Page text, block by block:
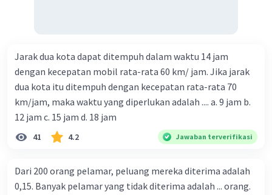
Jarak dua kota dapat ditempuh dalam waktu 14 jam
dengan kecepatan mobil rata-rata 60 km/ jam. Jika jarak
dua kota itu ditempuh dengan kecepatan rata-rata 70
km/jam, maka waktu yang diperlukan adalah .... a. 9 jam b.
12 jam c. 15 jam d. 18 jam
41 4.2 Jawaban terverifikasi
Dari 200 orang pelamar, peluang mereka diterima adalah
0,15. Banyak pelamar yang tidak diterima adalah ... orang.